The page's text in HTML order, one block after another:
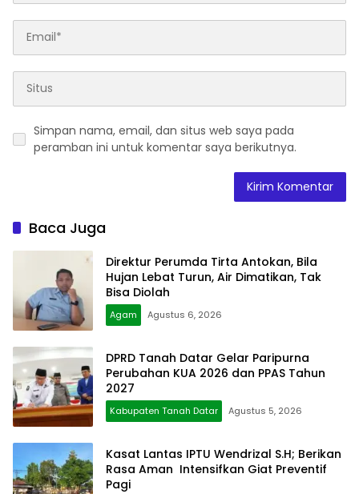
Simpan nama, email, dan situs web saya pada
peramban ini untuk komentar saya berikutnya.
Baca Juga
Direktur Perumda Tirta Antokan, Bila
Hujan Lebat Turun, Air Dimatikan, Tak
Bisa Diolah
Agam Agustus 6, 2026
DPRD Tanah Datar Gelar Paripurna
Perubahan KUA 2026 dan PPAS Tahun
2027
Kabupaten Tanah Datar Agustus 5, 2026
Kasat Lantas IPTU Wendrizal S.H; Berikan
Rasa Aman Intensifkan Giat Preventif
Pagi